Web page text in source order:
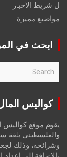
ل شريط الاخبار
مواضيع مميزة
ابحث في
r
كواليس
يقوم موقع كواليس
والفلسطيني بلغة
وشرائحه، وذلك